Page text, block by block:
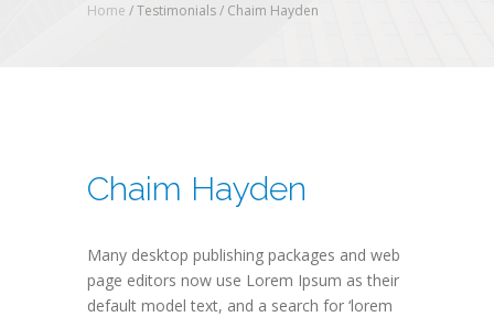
Home / Testimonials / Chaim Hayden
Chaim Hayden
Many desktop publishing packages and web
page editors now use Lorem Ipsum as their
default model text, and a search for ‘lorem